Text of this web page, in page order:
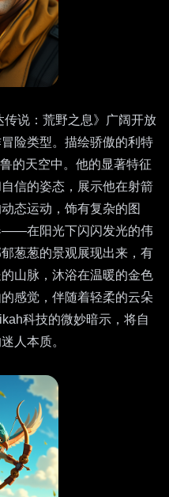
说：荒野之息》广阔开放
险类型。描绘骄傲的利特
的天空中。他的显著特征
信的姿态，展示他在射箭
态运动，饰有复杂的图
——在阳光下闪闪发光的伟
葱葱的景观展现出来，有
山脉，沐浴在温暖的金色
感觉，伴随着轻柔的云朵
科技的微妙暗示，将自
人本质。